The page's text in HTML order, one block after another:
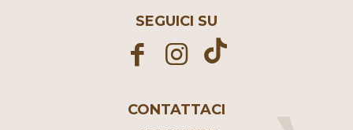
SEGUICI SU
CONTATTACI